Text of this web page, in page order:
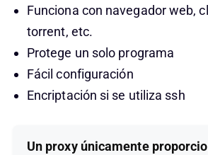
Funciona con navegador web,
torrent, etc.
Protege un solo programa
Fácil configuración
Encriptación si se utiliza ssh
Un proxy únicamente